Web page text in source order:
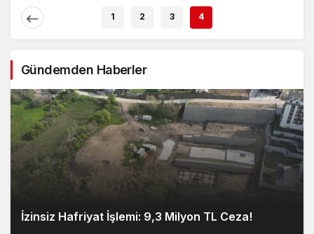
1 2 3 4
Gündemden Haberler
İzinsiz Hafriyat İşlemi: 9,3 Milyon TL Ceza!